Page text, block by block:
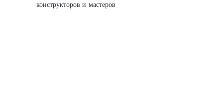
конструкторов и мастеров